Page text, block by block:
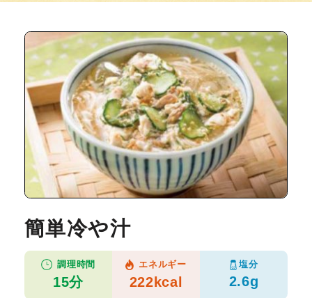
簡単冷や汁
調理時間
15分
エネルギー
222kcal
塩分
2.6g